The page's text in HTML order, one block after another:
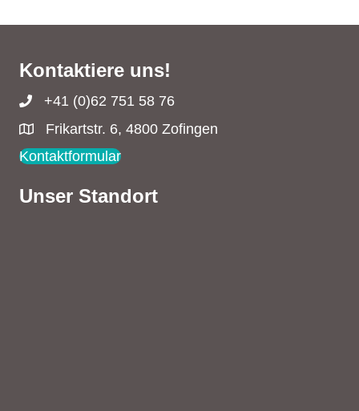
Kontaktiere uns!
+41 (0)62 751 58 76
Frikartstr. 6, 4800 Zofingen
Kontaktformular
Unser Standort